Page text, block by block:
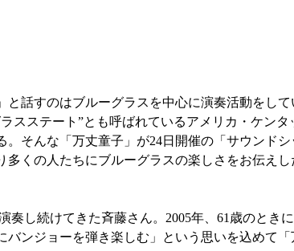
話すのはブルーグラスを中心に演奏活動をし
スステート”とも呼ばれているアメリカ・ケン
そんな「万丈童子」が24日開催の「サウンド
くの人たちにブルーグラスの楽しさをお伝え
し続けてきた斉藤さん。2005年、61歳のとき
ンジョーを弾き楽しむ」という思いを込めて「